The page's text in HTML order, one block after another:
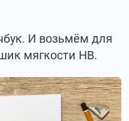
И возьмём для
мягкости НВ.